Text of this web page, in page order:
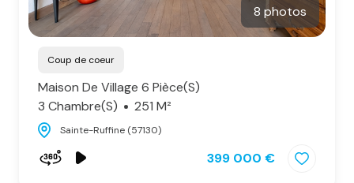
actualité
8 photos
Coup de coeur
Maison De Village 6 Pièce(s)
3 Chambre(s)
251 M²
Sainte-Ruffine (57130)
399 000 €